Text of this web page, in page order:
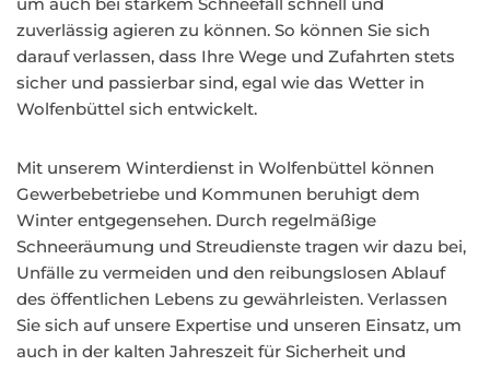
zuverlässig agieren zu können. So können Sie sich
darauf verlassen, dass Ihre Wege und Zufahrten stets
sicher und passierbar sind, egal wie das Wetter in
Wolfenbüttel sich entwickelt.
Mit unserem Winterdienst in Wolfenbüttel können
Gewerbebetriebe und Kommunen beruhigt dem
Winter entgegensehen. Durch regelmäßige
Schneeräumung und Streudienste tragen wir dazu bei,
Unfälle zu vermeiden und den reibungslosen Ablauf
des öffentlichen Lebens zu gewährleisten. Verlassen
Sie sich auf unsere Expertise und unseren Einsatz, um
auch in der kalten Jahreszeit für Sicherheit und